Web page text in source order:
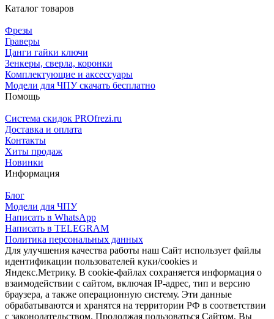
Каталог товаров
Фрезы
Граверы
Цанги гайки ключи
Зенкеры, сверла, коронки
Комплектующие и аксессуары
Модели для ЧПУ скачать бесплатно
Помощь
Система скидок PROfrezi.ru
Доставка и оплата
Контакты
Хиты продаж
Новинки
Информация
Блог
Модели для ЧПУ
Написать в WhatsApp
Написать в TELEGRAM
Политика персональных данных
Для улучшения качества работы наш Сайт использует файлы
идентификации пользователей куки/cookies и
Яндекс.Метрику. В cookie-файлах сохраняется информация о
взаимодействии с сайтом, включая IP-адрес, тип и версию
браузера, а также операционную систему. Эти данные
обрабатываются и хранятся на территории РФ в соответствии
с законодательством. Продолжая пользоваться Сайтом, Вы